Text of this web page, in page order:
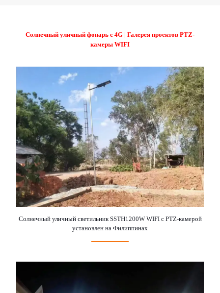
Солнечный уличный фонарь с 4G | Галерея проектов PTZ-
камеры WIFI
Солнечный уличный светильник SSTH1200W WIFI с PTZ-камерой
установлен на Филиппинах